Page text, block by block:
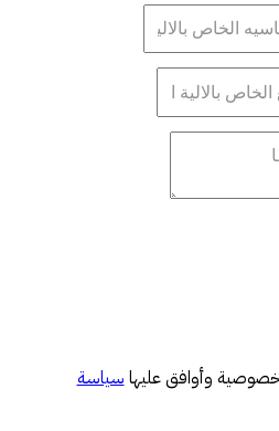
وأوافق عليها سياسة